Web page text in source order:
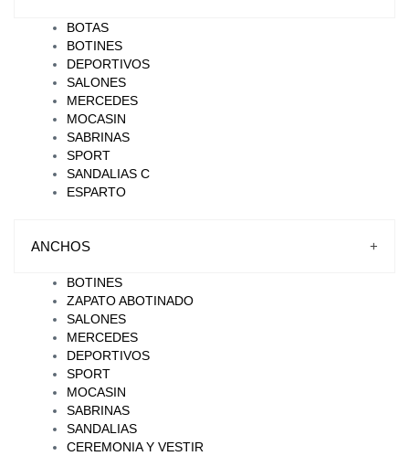
BOTAS
BOTINES
DEPORTIVOS
SALONES
MERCEDES
MOCASIN
SABRINAS
SPORT
SANDALIAS C
ESPARTO
ANCHOS +
BOTINES
ZAPATO ABOTINADO
SALONES
MERCEDES
DEPORTIVOS
SPORT
MOCASIN
SABRINAS
SANDALIAS
CEREMONIA Y VESTIR